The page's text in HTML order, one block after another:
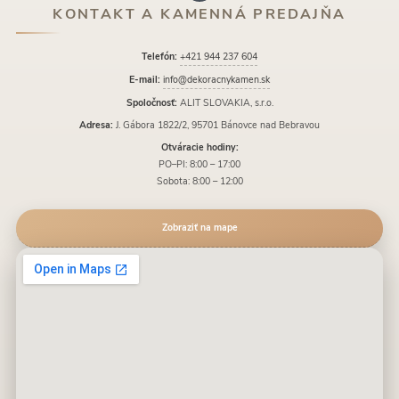
KONTAKT A KAMENNÁ PREDAJŇA
Telefón: +421 944 237 604
E-mail: info@dekoracnykamen.sk
Spoločnosť: ALIT SLOVAKIA, s.r.o.
Adresa: J. Gábora 1822/2, 95701 Bánovce nad Bebravou
Otváracie hodiny:
PO–PI: 8:00 – 17:00
Sobota: 8:00 – 12:00
Zobraziť na mape